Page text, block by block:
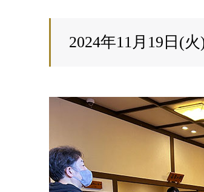
2024年11月19日(